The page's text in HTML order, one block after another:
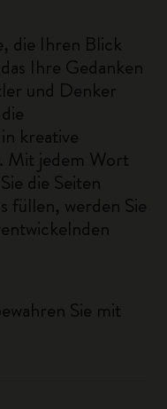
die Ihren Blick
Ihre Gedanken
und Denker
kreative
Mit jedem Wort
die Seiten
füllen, werden Sie
Sie mit